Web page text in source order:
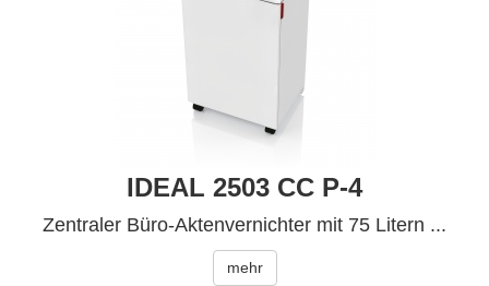
IDEAL 2503 CC P-4
Zentraler Büro-Aktenvernichter mit 75 Litern ...
mehr